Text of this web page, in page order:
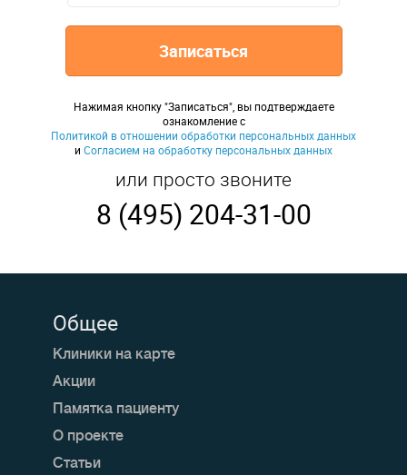
Записаться
Нажимая кнопку "Записаться", вы подтверждаете
ознакомление с
Политикой в отношении обработки персональных данных
и Согласием на обработку персональных данных
или просто звоните
8 (495) 204-31-00
Общее
Клиники на карте
Акции
Памятка пациенту
О проекте
Статьи